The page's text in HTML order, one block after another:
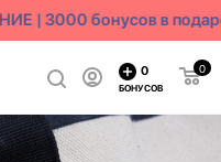
| 3000 бонусов в
0
0
БОНУСОВ